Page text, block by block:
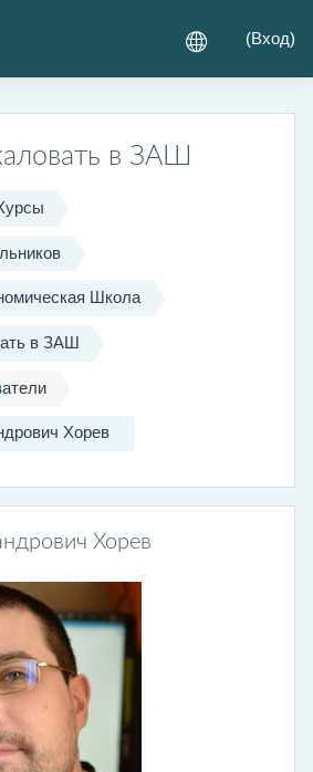
(Вход)
в ЗАШ
Школа
в ЗАШ
Хорев
Хорев